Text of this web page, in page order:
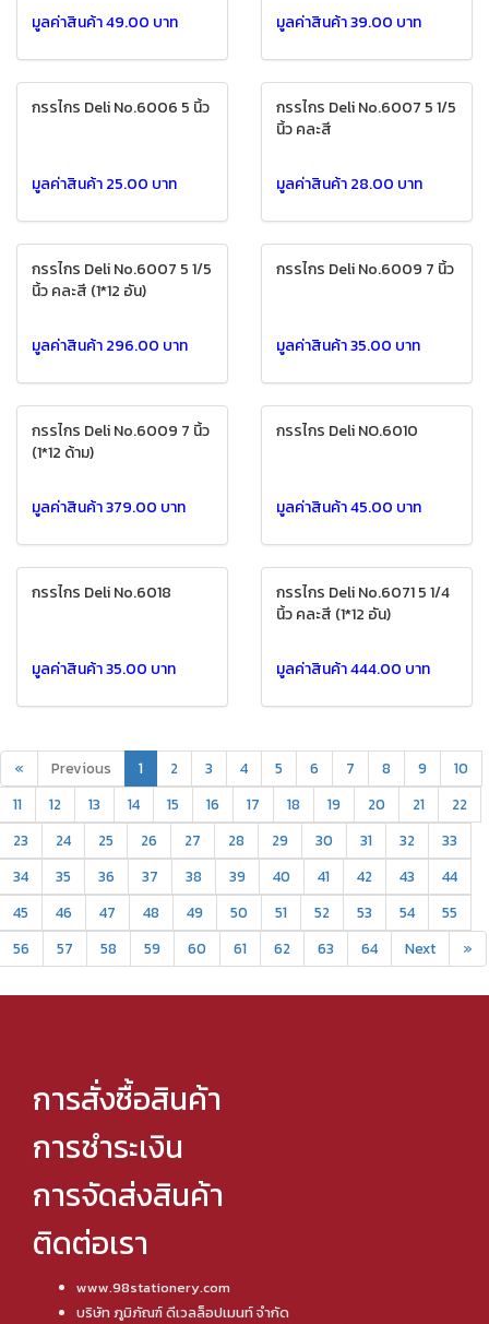
มูลค่าสินค้า 49.00 บาท มูลค่าสินค้า 39.00 บาท
กรรไกร Deli No.6006 5 นิ้ว
มูลค่าสินค้า 25.00 บาท
กรรไกร Deli No.6007 5 1/5
นิ้ว คละสี
มูลค่าสินค้า 28.00 บาท
กรรไกร Deli No.6007 5 1/5
นิ้ว คละสี (1*12 อัน)
มูลค่าสินค้า 296.00 บาท
กรรไกร Deli No.6009 7 นิ้ว
มูลค่าสินค้า 35.00 บาท
กรรไกร Deli No.6009 7 นิ้ว
(1*12 ด้าม)
มูลค่าสินค้า 379.00 บาท
กรรไกร Deli NO.6010
มูลค่าสินค้า 45.00 บาท
กรรไกร Deli No.6018
มูลค่าสินค้า 35.00 บาท
กรรไกร Deli No.6071 5 1/4
นิ้ว คละสี (1*12 อัน)
มูลค่าสินค้า 444.00 บาท
« Previous 1 2 3 4 5 6 7 8 9
10
11
12 13 14 15 16 17 18 19 20 21
22
23
24 25 26 27 28 29 30 31 32
33
34
35 36 37 38 39 40 41 42 43
44
45
46 47 48 49 50 51 52 53 54
55
56
57 58 59 60 61 62 63 64 Next »
การสั่งซื้อสินค้า
การชำระเงิน
การจัดส่งสินค้า
ติดต่อเรา
www.98stationery.com
บริษัท ภูมิภัณฑ์ ดีเวลล็อปเมนท์ จำกัด